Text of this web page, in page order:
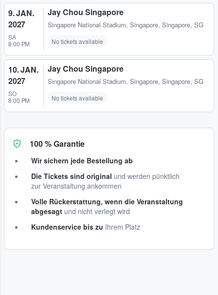
9. JAN.
2027
SA
8:00 PM
Jay Chou Singapore
Singapore National Stadium, Singapore, Singapore, SG
No tickets available
10. JAN.
2027
SO
8:00 PM
Jay Chou Singapore
Singapore National Stadium, Singapore, Singapore, SG
No tickets available
100 % Garantie
Wir sichern jede Bestellung ab
Die Tickets sind original und werden pünktlich
zur Veranstaltung ankommen
Volle Rückerstattung, wenn die Veranstaltung
abgesagt und nicht verlegt wird
Kundenservice bis zu Ihrem Platz